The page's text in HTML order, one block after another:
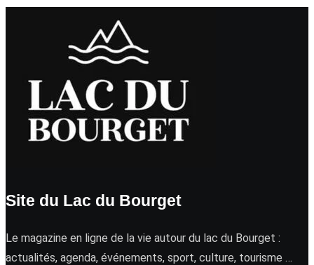
Site du Lac du Bourget
Le magazine en ligne de la vie autour du lac du Bourget :
actualités, agenda, événements, sport, culture, tourisme …